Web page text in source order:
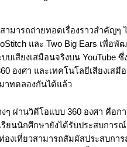
มารถถ่ายทอดเรื่องราวสำคัญๆ
และ Two Big Ears เพื่อ
เสียงเสมือนจริงบน YouTube ซึ่
องศา และเทคโนโลยีเสียงเสมื
ทดลองกันได้แล้ว
ผ่านวิดีโอแบบ 360 องศา คือก
ยนนักศึกษายังได้รับประสบการ
งเที่ยวสามารถสัมผัสประสบกา